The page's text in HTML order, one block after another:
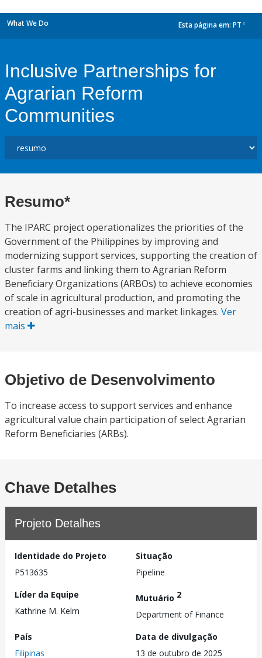
What We Do Esta página em: PT
Inclusive Partnerships for
Agrarian Reform
Communities
Resumo*
The IPARC project operationalizes the priorities of the
Government of the Philippines by improving and
modernizing support services, supporting the creation of
cluster farms and linking them to Agrarian Reform
Beneficiary Organizations (ARBOs) to achieve economies
of scale in agricultural production, and promoting the
creation of agri-businesses and market linkages. Ver
mais
Objetivo de Desenvolvimento
To increase access to support services and enhance
agricultural value chain participation of select Agrarian
Reform Beneficiaries (ARBs).
Chave Detalhes
Projeto Detalhes
Identidade do Projeto
P513635
Situação
Pipeline
Líder da Equipe
Kathrine M. Kelm
Mutuário 2
Department of Finance
País
Filipinas
Data de divulgação
13 de outubro de 2025